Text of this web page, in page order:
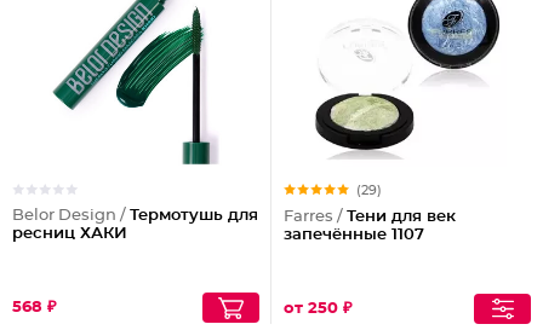
Belor Design / Термотушь для
ресниц ХАКИ
568 ₽
(29)
Farres / Тени для век
запечённые 1107
от 250 ₽